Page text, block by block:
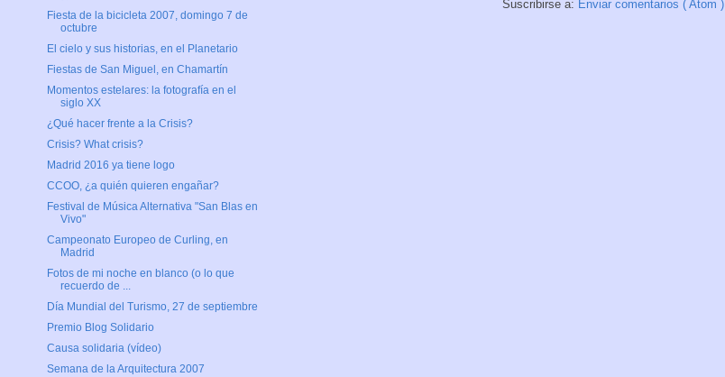
Suscribirse a: Enviar comentarios ( Atom )
Fiesta de la bicicleta 2007, domingo 7 de
octubre
El cielo y sus historias, en el Planetario
Fiestas de San Miguel, en Chamartín
Momentos estelares: la fotografía en el
siglo XX
¿Qué hacer frente a la Crisis?
Crisis? What crisis?
Madrid 2016 ya tiene logo
CCOO, ¿a quién quieren engañar?
Festival de Música Alternativa "San Blas en
Vivo"
Campeonato Europeo de Curling, en
Madrid
Fotos de mi noche en blanco (o lo que
recuerdo de ...
Día Mundial del Turismo, 27 de septiembre
Premio Blog Solidario
Causa solidaria (vídeo)
Semana de la Arquitectura 2007